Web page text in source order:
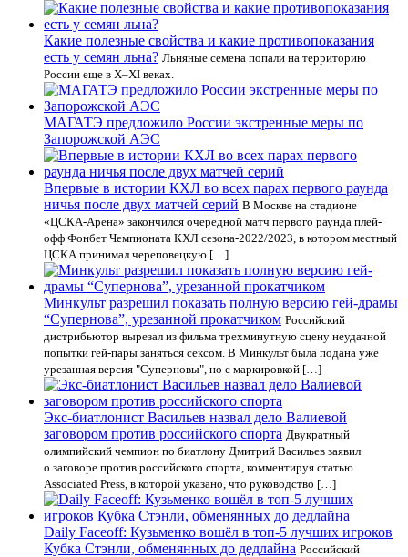
Какие полезные свойства и какие противопоказания
есть у семян льна? Льняные семена попали на территорию
России еще в X–XI веках.
МАГАТЭ предложило России экстренные меры по
Запорожской АЭС
Впервые в истории КХЛ во всех парах первого раунда
ничья после двух матчей серий В Москве на стадионе
«ЦСКА-Арена» закончился очередной матч первого раунда плей-
офф Фонбет Чемпионата КХЛ сезона-2022/2023, в котором местный
ЦСКА принимал череповецкую […]
Минкульт разрешил показать полную версию гей-драмы
“Супернова”, урезанной прокатчиком Российский
дистрибьютор вырезал из фильма трехминутную сцену неудачной
попытки гей-пары заняться сексом. В Минкульт была подана уже
урезанная версия "Суперновы", но с маркировкой […]
Экс-биатлонист Васильев назвал дело Валиевой
заговором против российского спорта Двукратный
олимпийский чемпион по биатлону Дмитрий Васильев заявил
о заговоре против российского спорта, комментируя статью
Associated Press, в которой указано, что руководство […]
Daily Faceoff: Кузьменко вошёл в топ-5 лучших игроков
Кубка Стэнли, обменянных до дедлайна Российский